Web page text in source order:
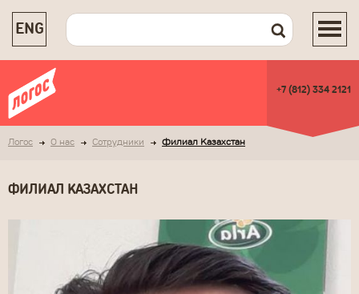
ENG
+7 (812) 334 2121
Логос О нас Сотрудники Филиал Казахстан
ФИЛИАЛ КАЗАХСТАН